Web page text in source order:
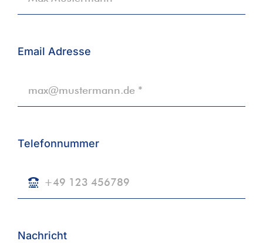
Email Adresse
Telefonnummer
Nachricht